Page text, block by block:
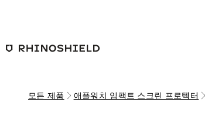
모든 제품 애플워치 임팩트 스크린 프로텍터